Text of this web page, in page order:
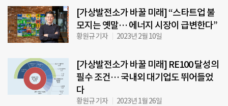
[가상발전소가 바꿀 미래] “스타트업 불
모지는 옛말… 에너지 시장이 급변한다”
황원규 기자 2023년 2월 10일
[가상발전소가 바꿀 미래] RE100 달성의
필수 조건… 국내외 대기업도 뛰어들었
다
황원규 기자 2023년 1월 26일